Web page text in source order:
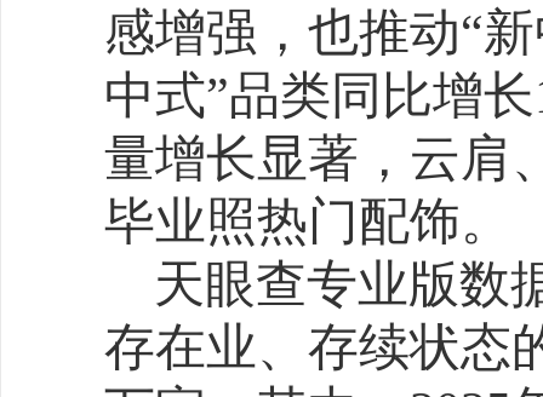
是浙江省、山东省、湖北
相关企业数量分别是超
万余家、195.3万余家和